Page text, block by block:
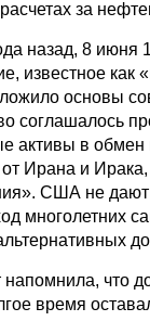
за
назад, 8 июня
известное как
основы
соглашалось
активы в обмен
Ирана и
США не дают
многолетних
что
время